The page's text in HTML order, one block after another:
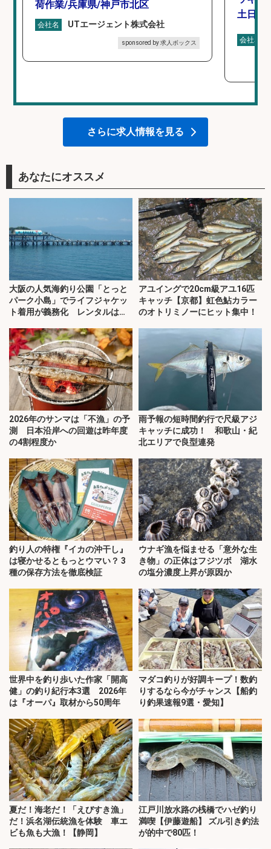
荷作業/兵庫県/神戸市北区
会社名 UTエージェント株式会社
sponsored by 求人ボックス
土日休
会社名
さらに求人情報を見る
あなたにオススメ
大阪の人気海釣り公園「とっと
パーク小島」でライフジャケッ
ト着用が義務化 レンタルはオ
アユイングで20cm級アユ16匹
キャッチ【京都】虹色鮎カラー
のオトリミノーにヒット集中！
2026年のサンマは「不漁」の予
測 日本沿岸への回遊は昨年度
の4割程度か
雨予報の短時間釣行で尺級アジ
キャッチに成功！ 和歌山・紀
北エリアで良型連発
釣り人の特権『イカの沖干し』
は寝かせるともっとウマい？ 3
種の保存方法を徹底検証
ウナギ漁を悩ませる「意外な生
き物」の正体はフジツボ 湖水
の塩分濃度上昇が原因か
世界中を釣り歩いた作家「開高
健」の釣り紀行本3選 2026年
は『オーパ』取材から50周年
マダコ釣りが好調キープ！数釣
りするなら今がチャンス【船釣
り釣果速報9選・愛知】
夏だ！海老だ！「えびすき漁」
だ！浜名湖伝統漁を体験 車エ
ビも魚も大漁！【静岡】
江戸川放水路の桟橋でハゼ釣り
満喫【伊藤遊船】 ズル引き釣法
が的中で80匹！